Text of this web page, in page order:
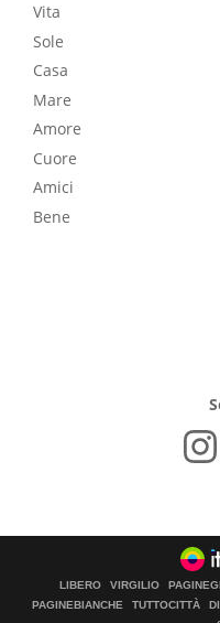
Vita
Sole
Casa
Mare
Amore
Cuore
Amici
Bene
LIBERO VIRGILIO
PAGINEBIANCHE
TUTTOCITTÀ